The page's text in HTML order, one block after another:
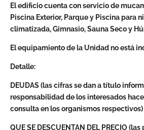
El edificio cuenta con servicio de
Piscina Exterior, Parque y Piscina para
climatizada, Gimnasio, Sauna Seco y
El equipamiento de la Unidad no está
Detalle:
DEUDAS (las cifras se dan a título
responsabilidad de los interesados
consulta en los organismos respectivos)
QUE SE DESCUENTAN DEL PRECIO